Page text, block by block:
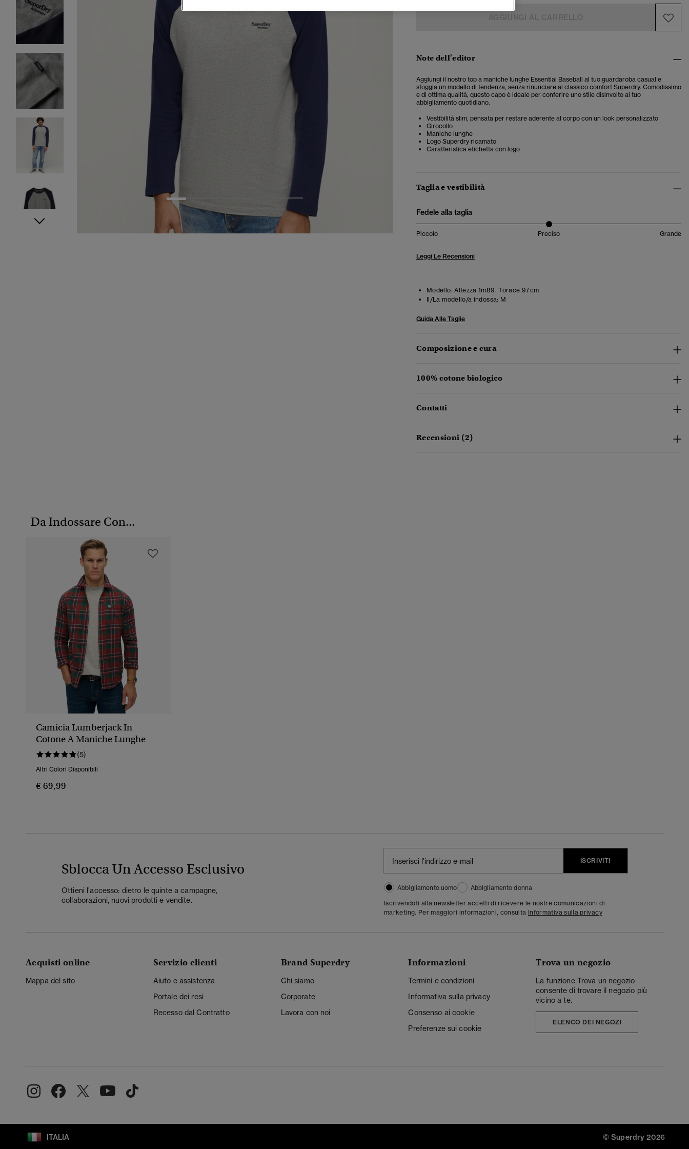
1
AGGIUNGI AL CARRELLO
Note dell'editor
Aggiungi il nostro top a maniche lunghe Essential Baseball al tuo guardaroba casual e
sfoggia un modello di tendenza, senza rinunciare al classico comfort Superdry. Comodissimo
e di ottima qualità, questo capo è ideale per conferire uno stile disinvolto al tuo
abbigliamento quotidiano.
Vestibilità slim, pensata per restare aderente al corpo con un look personalizzato
Girocollo
Maniche lunghe
Logo Superdry ricamato
Caratteristica etichetta con logo
Taglia e vestibilità
Fedele alla taglia
Piccolo Preciso Grande
Leggi Le Recensioni
Modello: Altezza 1m89. Torace 97cm
Il/La modello/a indossa: M
Guida Alle Taglie
Composizione e cura
100% cotone biologico
Contatti
Recensioni (2)
Da Indossare Con...
Camicia Lumberjack In
Cotone A Maniche Lunghe
(5)
Altri Colori Disponibili
€ 69,99
Sblocca Un Accesso Esclusivo
Ottieni l'accesso: dietro le quinte a campagne,
collaborazioni, nuovi prodotti e vendite.
ISCRIVITI
Abbigliamento uomo
Abbigliamento donna
Iscrivendoti alla newsletter accetti di ricevere le nostre comunicazioni di
marketing. Per maggiori informazioni, consulta Informativa sulla privacy
Acquisti online
Mappa del sito
Servizio clienti
Aiuto e assistenza
Portale dei resi
Recesso dal Contratto
Brand Superdry
Chi siamo
Corporate
Lavora con noi
Informazioni
Termini e condizioni
Informativa sulla privacy
Consenso ai cookie
Preferenze sui cookie
Trova un negozio
La funzione Trova un negozio
consente di trovare il negozio più
vicino a te.
ELENCO DEI NEGOZI
ITALIA © Superdry 2026